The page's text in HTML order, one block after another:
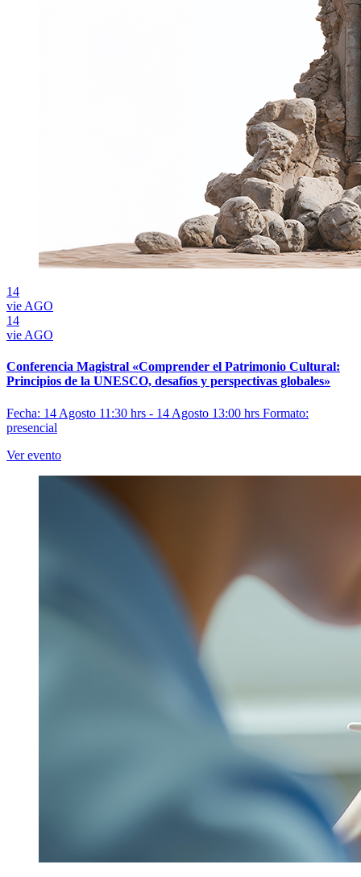
14
vie AGO
14
vie AGO
Conferencia Magistral «Comprender el Patrimonio Cultural:
Principios de la UNESCO, desafíos y perspectivas globales»
Fecha: 14 Agosto 11:30 hrs - 14 Agosto 13:00 hrs Formato:
presencial
Ver evento